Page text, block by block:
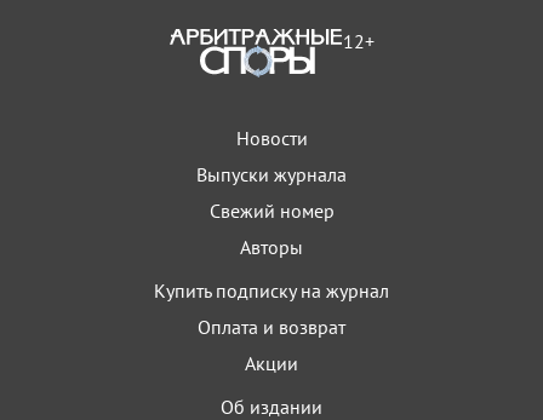
12+
Новости
Выпуски журнала
Свежий номер
Авторы
Купить подписку на журнал
Оплата и возврат
Акции
Об издании